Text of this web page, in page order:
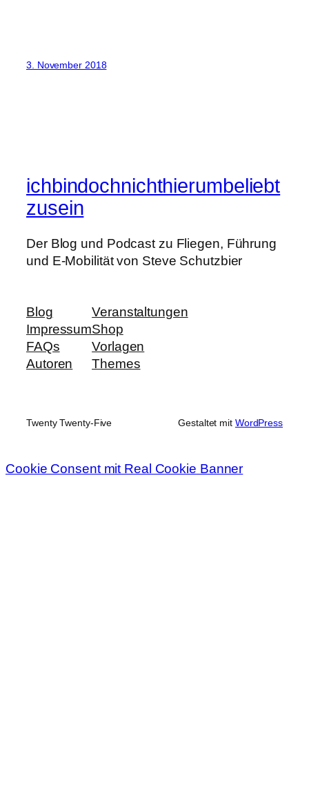
3. November 2018
ichbindochnichthierumbeliebt
zusein
Der Blog und Podcast zu Fliegen, Führung
und E-Mobilität von Steve Schutzbier
Blog
Impressum
FAQs
Autoren
Veranstaltungen
Shop
Vorlagen
Themes
Twenty Twenty-Five Gestaltet mit WordPress
Cookie Consent mit Real Cookie Banner